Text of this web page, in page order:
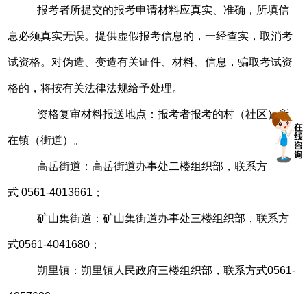
报考者所提交的报考申请材料应真实、准确，所填信
息必须真实无误。提供虚假报考信息的，一经查实，取消考
试资格。对伪造、变造有关证件、材料、信息，骗取考试资
格的，将按有关法律法规给予处理。
资格复审材料报送地点：报考者报考的村（社区）所
在镇（街道）。
高岳街道：高岳街道办事处二楼组织部， 联系方
式 0561-4013661；
矿山集街道：矿山集街道办事处三楼组织部， 联系方
式0561-4041680；
朔里镇：朔里镇人民政府三楼组织部， 联系方式0561-